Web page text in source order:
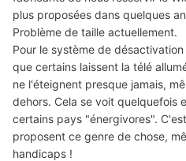
plus proposées dans quelques
Problème de taille actuellement.
Pour le système de
que certains laissent la télé
ne l'éteignent presque jamais,
dehors. Cela se voit quelquefois
certains pays "énergivores".
proposent ce genre de chose,
handicaps !